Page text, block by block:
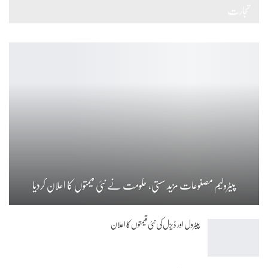
پیٹرولیم مصنوعات مزید سستی، حکومت نے نئی قیمتوں کا اعلان کردیا
پیٹرول اور ڈیزل کی نئی قیمتوں کا اعلان